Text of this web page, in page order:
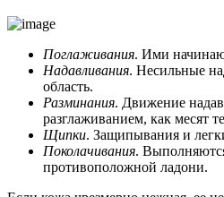
Поглаживания. Ими
Надавливания. Несильные
область.
Разминания. Движение
разглаживанием, как месят
Щипки. Защипывания и
Поколачивания.
противоположной ладони.